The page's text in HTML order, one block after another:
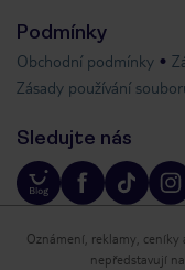
Podmínky
Obchodní podmínky
Zásady používání
Sledujte nás
Oznámení, reklamy, ceníky
nepředstavují